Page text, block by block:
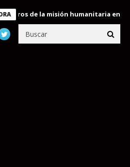
de la misión humanitaria enviada